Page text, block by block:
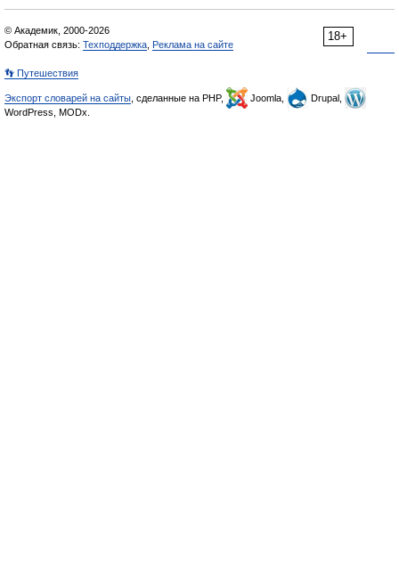
18+
© Академик, 2000-2026
Обратная связь: Техподдержка Реклама на сайте
👣 Путешествия
Экспорт словарей на сайты , сделанные на PHP, Joomla,
Drupal,
WordPress, MODx.